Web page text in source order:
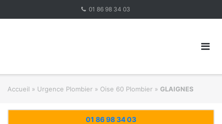
01 86 98 34 03
Accueil » Urgence Plombier » Oise 60 Plombier » GLAIGNES
01 86 98 34 03